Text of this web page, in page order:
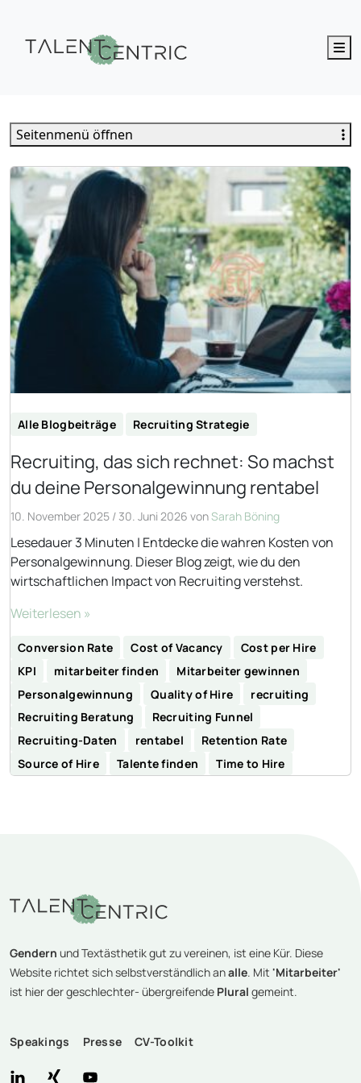
Alle Blogbeiträge Recruiting Strategie
Recruiting, das sich rechnet: So machst
du deine Personalgewinnung rentabel
10. November 2025 / 30. Juni 2026 vonSarah Böning
Lesedauer 3 Minuten | Entdecke die wahren Kosten von
Personalgewinnung. Dieser Blog zeigt, wie du den
wirtschaftlichen Impact von Recruiting verstehst.
Weiterlesen »
Conversion Rate Cost of Vacancy
Cost per Hire
KPI
mitarbeiter finden
Mitarbeiter gewinnen
Personalgewinnung
Quality of Hire
recruiting
Recruiting Beratung
Recruiting Funnel
Recruiting-Daten
rentabel
Retention Rate
Source of Hire
Talente finden Time to Hire
Seitenmenü öffnen
Gendern und Textästhetik gut zu vereinen, ist eine Kür. Diese
Website richtet sich selbstverständlich analle. Mit 'Mitarbeiter'
ist hier der geschlechter- übergreifende Plural gemeint.
Speakings Presse CV-Toolkit